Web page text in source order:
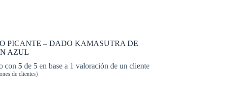
PICANTE – DADO KAMASUTRA DE
AZUL
con 5 de 5 en base a 1 valoración de un cliente
de clientes)